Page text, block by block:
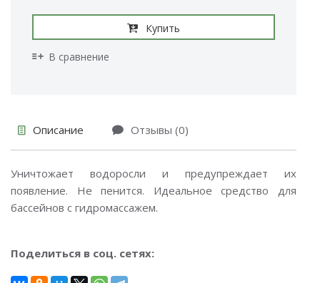
Купить
В сравнение
Описание Отзывы (0)
Уничтожает водоросли и предупреждает их
появление. Не пенится. Идеальное средство для
бассейнов с гидромассажем.
Поделиться в соц. сетях: